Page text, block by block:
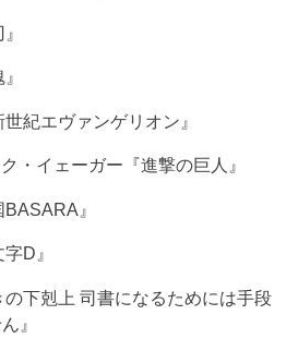
紀エヴァンゲリオン』
・イェーガー『進撃の巨人』
』
D』
下剋上 司書になるためには手段
』